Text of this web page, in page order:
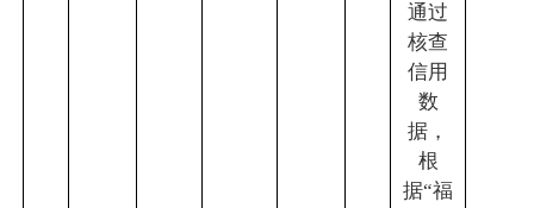
通过
核查
信用
数
据，
根
据“福